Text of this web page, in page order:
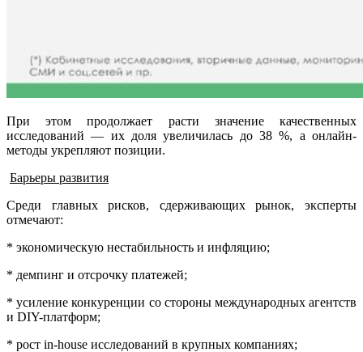
При этом продолжает расти значение качественных
исследований — их доля увеличилась до 38 %, а онлайн-
методы укрепляют позиции.
Барьеры развития
Среди главных рисков, сдерживающих рынок, эксперты
отмечают:
* экономическую нестабильность и инфляцию;
* демпинг и отсрочку платежей;
* усиление конкуренции со стороны международных агентств
и DIY-платформ;
* рост in-house исследований в крупных компаниях;